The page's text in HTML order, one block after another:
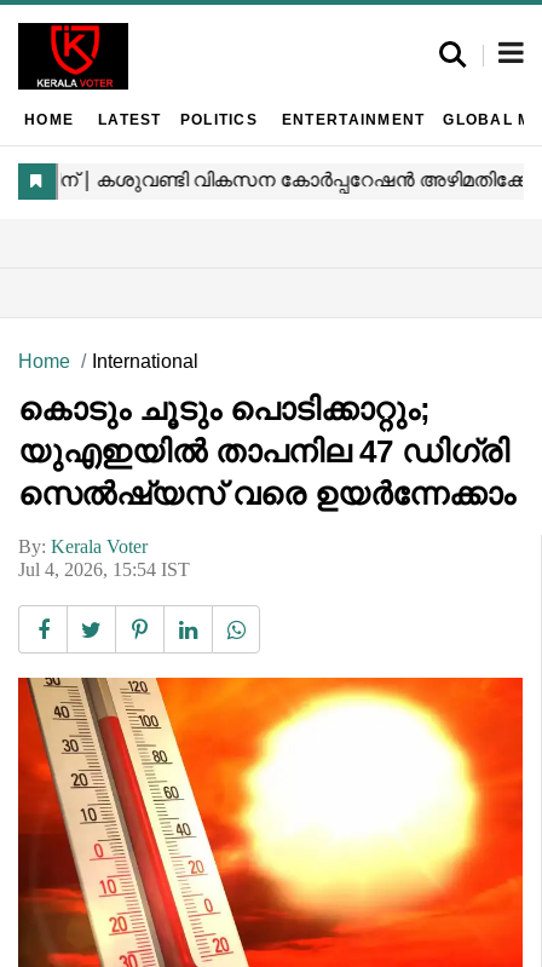
HOME LATEST POLITICS ENTERTAINMENT GLOBAL
Home International
കൊടും ചൂടും പൊടിക്കാറ്റും;
യുഎഇയിൽ താപനില 47 ഡിഗ്രി
സെൽഷ്യസ് വരെ ഉയർന്നേക്കാം
By: Kerala Voter
Jul 4, 2026, 15:54 IST